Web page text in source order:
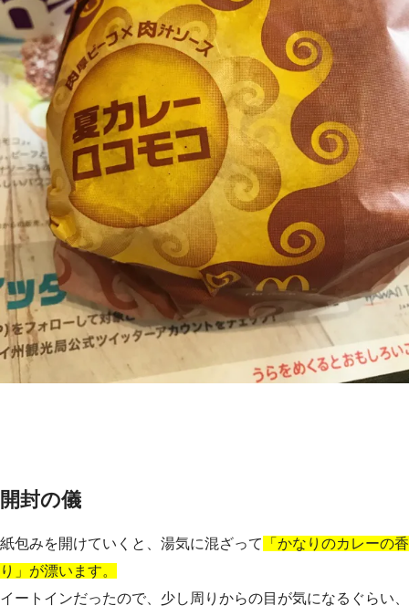
開封の儀
紙包みを開けていくと、湯気に混ざって
「かなりのカレーの香
り」が漂います。
イートインだったので、少し周りからの目が気になるぐらい、